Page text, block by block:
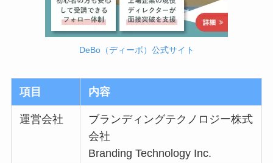
DeBo（ディーボ）公式サイト
項目 内容
運営会社
ブランディングテクノロジー株式
会社
Branding Technology Inc.